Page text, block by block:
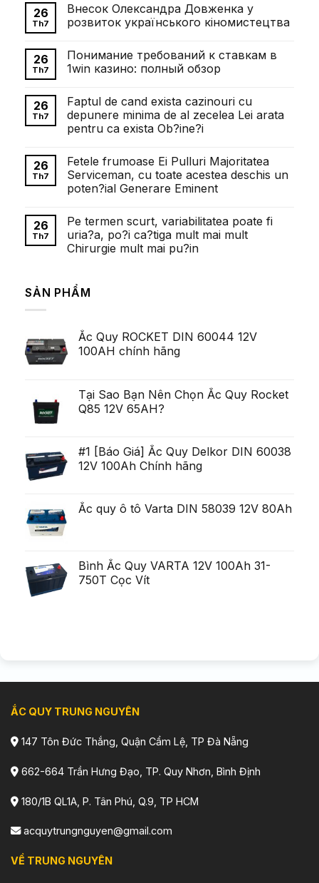
26
Th7
Внесок Олександра Довженка у
розвиток українського кіномистецтва
bình
luận
ở
Довженка
у
розвиток
українського
26
Th7
Понимание требований к ставкам в
1win казино: полный обзор
bình
luận
ở
Понимание
ставкам
в
1win
казино:
полный
26
Th7
Faptul de cand exista cazinouri cu
depunere minima de al zecelea Lei arata
pentru ca exista Ob?ine?i
bình
luận
ở
Faptul
exista
cazinouri
cu
depunere
minima
zecelea
Lei
exista
Ob?
ine?
i
26
Th7
Fetele frumoase Ei Pulluri Majoritatea
Serviceman, cu toate acestea deschis un
poten?ial Generare Eminent
bình
luận
ở
Fetele
Majoritatea
Serviceman,
deschis
poten?
ial
26
Th7
Pe termen scurt, variabilitatea poate fi
uria?a, po?i ca?tiga mult mai mult
Chirurgie mult mai pu?in
bình
luận
ở
scurt,
variabilitatea
poate
fi
tiga
Chirurgie
mult
mai
SẢN PHẨM
Ắc Quy ROCKET DIN 60044 12V
100AH chính hãng
Tại Sao Bạn Nên Chọn Ắc Quy Rocket
Q85 12V 65AH?
#1 [Báo Giá] Ắc Quy Delkor DIN 60038
12V 100Ah Chính hãng
Ắc quy ô tô Varta DIN 58039 12V 80Ah
Bình Ắc Quy VARTA 12V 100Ah 31-
750T Cọc Vít
ẮC QUY TRUNG NGUYÊN
147 Tôn Đức Thắng, Quận Cẩm Lệ, TP Đà Nẵng
662-664 Trần Hưng Đạo, TP. Quy Nhơn, Bình Định
180/1B QL1A, P. Tân Phú, Q.9, TP HCM
acquytrungnguyen@gmail.com
VỀ TRUNG NGUYÊN